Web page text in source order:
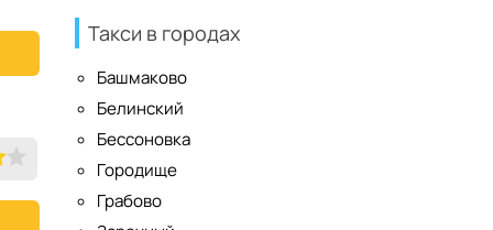
Такси в городах
Башмаково
Белинский
Бессоновка
Городище
Грабово